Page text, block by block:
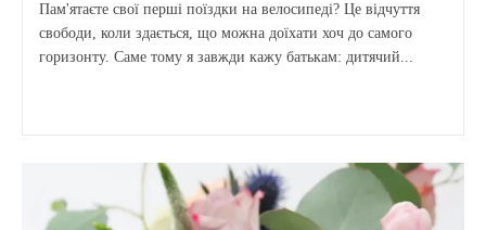
Пам'ятаєте свої перші поїздки на велосипеді? Це відчуття
свободи, коли здається, що можна доїхати хоч до самого
горизонту. Саме тому я завжди кажу батькам: дитячий...